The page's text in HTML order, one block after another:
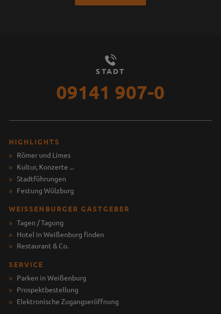
STADT
09141 907-0
HIGHLIGHTS
Römer und Limes
Kultur, Konzerte ...
Stadtführungen
Festung Wülzburg
WEISSENBURGER GASTGEBER
Tagen / Tagung
Hotel in Weißenburg finden
Restaurant & Co.
SERVICE
Parken in Weißenburg
Prospektbestellung
Elektronische Zugangseröffnung